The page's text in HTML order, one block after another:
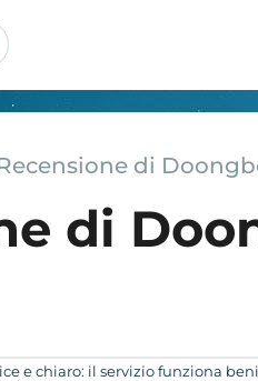
di
di
e chiaro: il servizio funziona